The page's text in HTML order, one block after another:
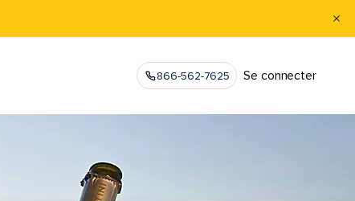
866-562-7625 Se connecter